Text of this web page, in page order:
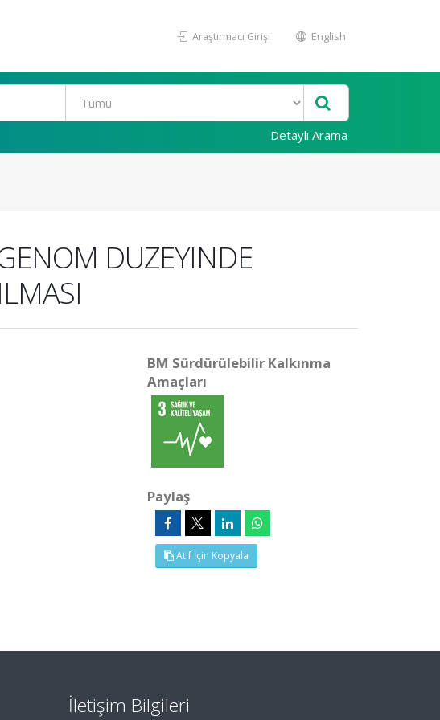
Araştırmacı Girişi English
Detaylı Arama
DUZEYINDE
BM Sürdürülebilir Kalkınma
Amaçları
Paylaş
Atıf İçin Kopyala
İletişim Bilgileri